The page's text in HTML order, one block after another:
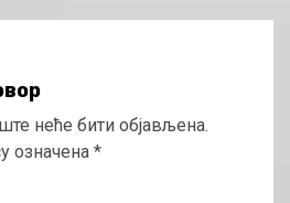
неће бити објављена.
означена *